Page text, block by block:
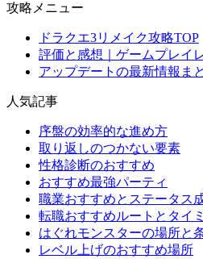
攻略メニュー
ドラクエ3リメイク攻略TOP
評価と感想｜ゲームプレイ
アップデートの最新情報ま
人気記事
序盤の効率的な進め方
取り返しのつかない要素
性格診断のおすすめ
おすすめ最強パーティ
職業おすすめとステータス
転職おすすめルートとタイ
はぐれモンスターの場所と
レベル上げのおすすめ場所